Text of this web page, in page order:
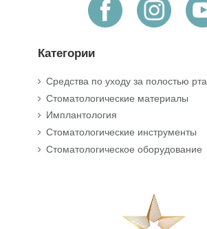
Категории
Средства по уходу за полостью рта
Стоматологические материалы
Имплантология
Стоматологические инструменты
Стоматологическое оборудование